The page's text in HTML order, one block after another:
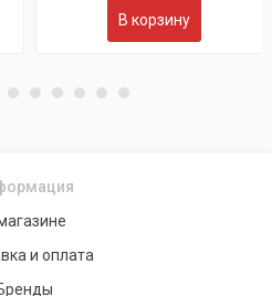
В корзину
и оплата